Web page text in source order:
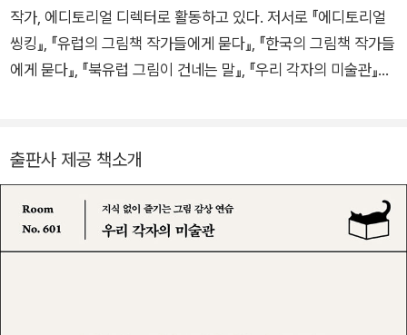
작가, 에디토리얼 디렉터로 활동하고 있다. 저서로 『에디토리얼
씽킹』, 『유럽의 그림책 작가들에게 묻다』, 『한국의 그림책 작가들
에게 묻다』, 『북유럽 그림이 건네는 말』, 『우리 각자의 미술관』등
출판사 제공 책소개